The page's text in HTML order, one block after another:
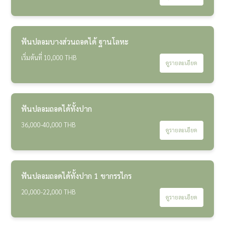
ฟันปลอมบางส่วนถอดได้ ฐานโลหะ
เริ่มต้นที่ 10,000 THB
ดูรายละเอียด
ฟันปลอมถอดได้ทั้งปาก
36,000-40,000 THB
ดูรายละเอียด
ฟันปลอมถอดได้ทั้งปาก 1 ขากรรไกร
20,000-22,000 THB
ดูรายละเอียด